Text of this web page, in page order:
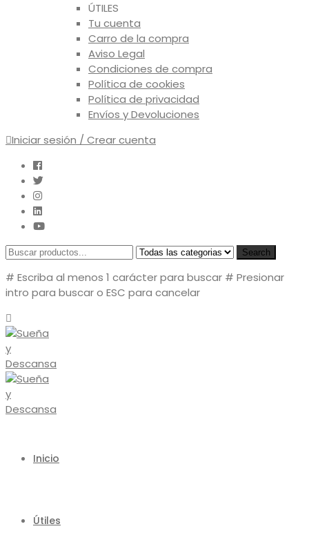
ÚTILES
Tu cuenta
Carro de la compra
Aviso Legal
Condiciones de compra
Política de cookies
Política de privacidad
Envíos y Devoluciones
Iniciar sesión / Crear cuenta
Search
# Escriba al menos 1 carácter para buscar # Presionar
intro para buscar o ESC para cancelar
Inicio
Útiles